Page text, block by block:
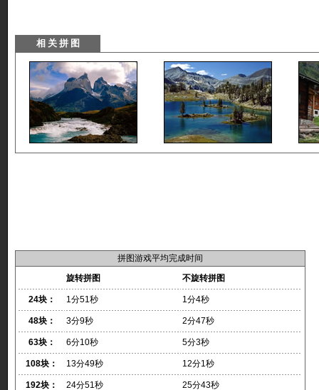
拼图游戏平均完成时间
旋转拼图
不旋转拼图
24块： 1分51秒 1分4秒
48块： 3分9秒 2分47秒
63块： 6分10秒 5分3秒
108块： 13分49秒 12分1秒
192块： 24分51秒 25分43秒